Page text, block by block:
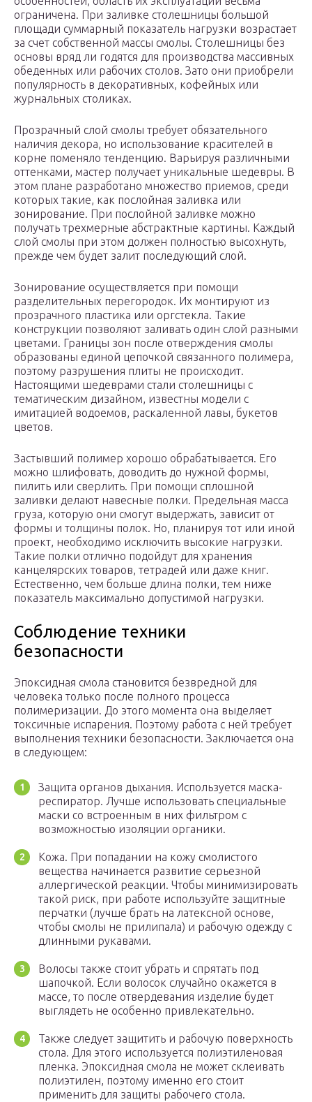
ограничена. При заливке столешницы большой
площади суммарный показатель нагрузки возрастает
за счет собственной массы смолы. Столешницы без
основы вряд ли годятся для производства массивных
обеденных или рабочих столов. Зато они приобрели
популярность в декоративных, кофейных или
журнальных столиках.
Прозрачный слой смолы требует обязательного
наличия декора, но использование красителей в
корне поменяло тенденцию. Варьируя различными
оттенками, мастер получает уникальные шедевры. В
этом плане разработано множество приемов, среди
которых такие, как послойная заливка или
зонирование. При послойной заливке можно
получать трехмерные абстрактные картины. Каждый
слой смолы при этом должен полностью высохнуть,
прежде чем будет залит последующий слой.
Зонирование осуществляется при помощи
разделительных перегородок. Их монтируют из
прозрачного пластика или оргстекла. Такие
конструкции позволяют заливать один слой разными
цветами. Границы зон после отверждения смолы
образованы единой цепочкой связанного полимера,
поэтому разрушения плиты не происходит.
Настоящими шедеврами стали столешницы с
тематическим дизайном, известны модели с
имитацией водоемов, раскаленной лавы, букетов
цветов.
Застывший полимер хорошо обрабатывается. Его
можно шлифовать, доводить до нужной формы,
пилить или сверлить. При помощи сплошной
заливки делают навесные полки. Предельная масса
груза, которую они смогут выдержать, зависит от
формы и толщины полок. Но, планируя тот или иной
проект, необходимо исключить высокие нагрузки.
Такие полки отлично подойдут для хранения
канцелярских товаров, тетрадей или даже книг.
Естественно, чем больше длина полки, тем ниже
показатель максимально допустимой нагрузки.
Соблюдение техники
безопасности
Эпоксидная смола становится безвредной для
человека только после полного процесса
полимеризации. До этого момента она выделяет
токсичные испарения. Поэтому работа с ней требует
выполнения техники безопасности. Заключается она
в следующем:
Защита органов дыхания. Используется маска-
респиратор. Лучше использовать специальные
маски со встроенным в них фильтром с
возможностью изоляции органики.
Кожа. При попадании на кожу смолистого
вещества начинается развитие серьезной
аллергической реакции. Чтобы минимизировать
такой риск, при работе используйте защитные
перчатки (лучше брать на латексной основе,
чтобы смолы не прилипала) и рабочую одежду с
длинными рукавами.
Волосы также стоит убрать и спрятать под
шапочкой. Если волосок случайно окажется в
массе, то после отвердевания изделие будет
выглядеть не особенно привлекательно.
Также следует защитить и рабочую поверхность
стола. Для этого используется полиэтиленовая
пленка. Эпоксидная смола не может склеивать
полиэтилен, поэтому именно его стоит
применить для защиты рабочего стола.